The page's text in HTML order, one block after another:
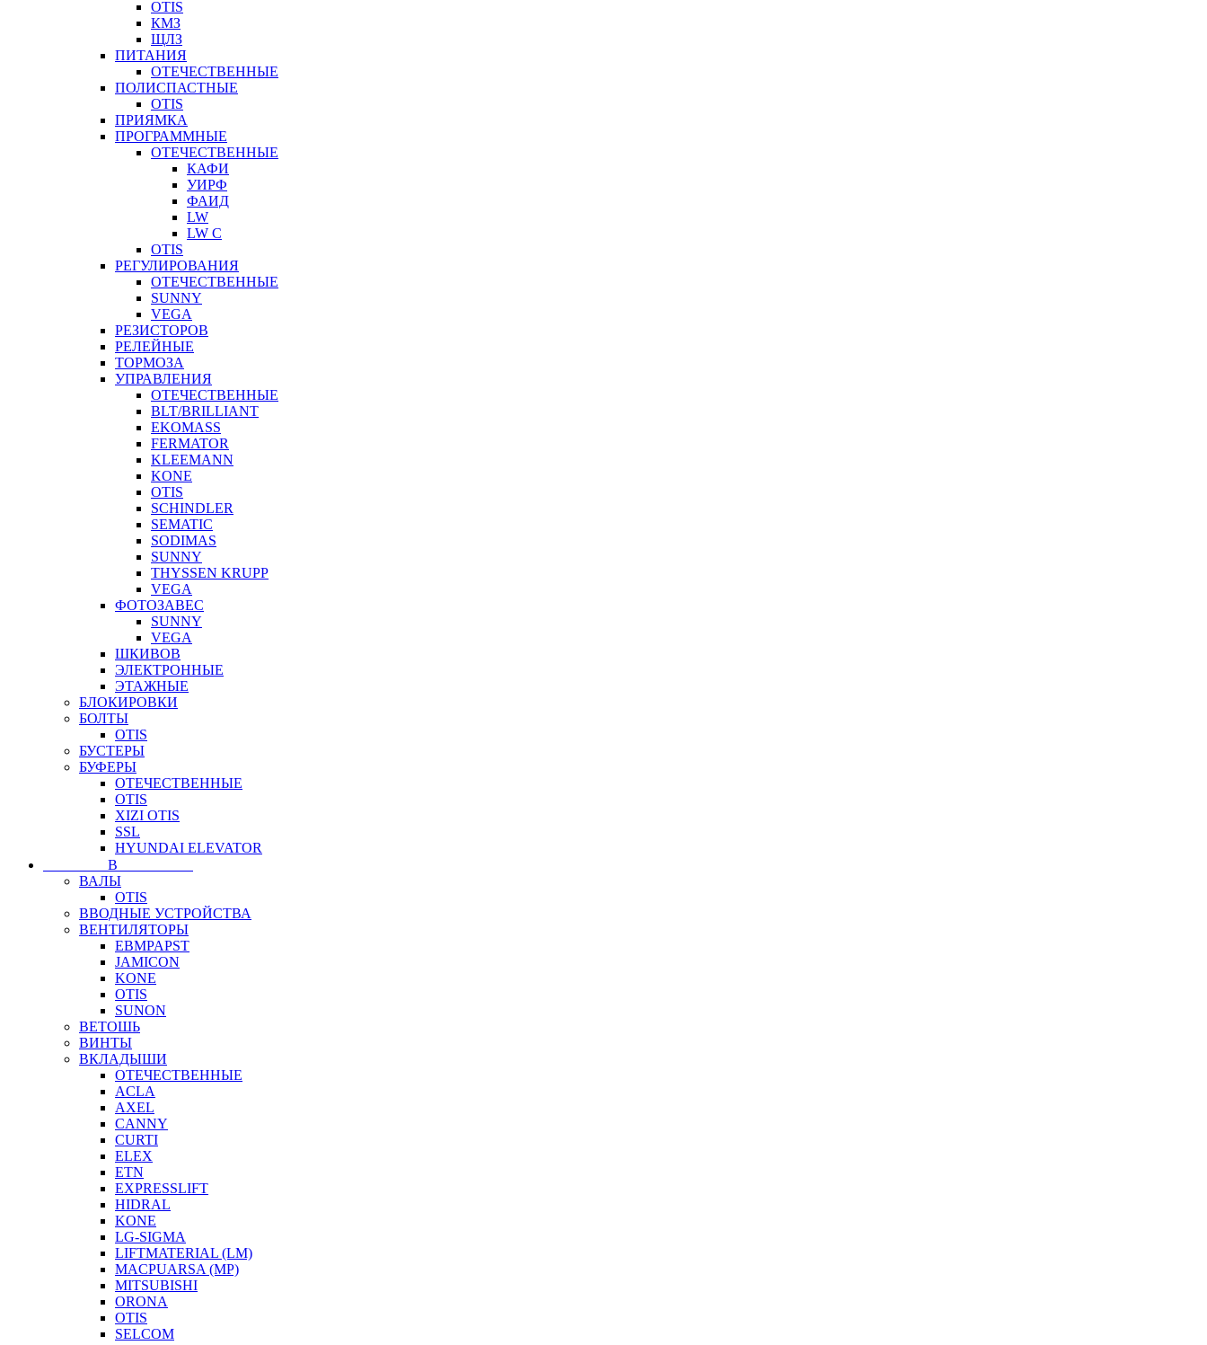
OTIS
КМЗ
ЩЛЗ
ПИТАНИЯ
ОТЕЧЕСТВЕННЫЕ
ПОЛИСПАСТНЫЕ
OTIS
ПРИЯМКА
ПРОГРАММНЫЕ
ОТЕЧЕСТВЕННЫЕ
КАФИ
УИРФ
ФАИД
LW
LW C
OTIS
РЕГУЛИРОВАНИЯ
ОТЕЧЕСТВЕННЫЕ
SUNNY
VEGA
РЕЗИСТОРОВ
РЕЛЕЙНЫЕ
ТОРМОЗА
УПРАВЛЕНИЯ
ОТЕЧЕСТВЕННЫЕ
BLT/BRILLIANT
EKOMASS
FERMATOR
KLEEMANN
KONE
OTIS
SCHINDLER
SEMATIC
SODIMAS
SUNNY
THYSSEN KRUPP
VEGA
ФОТОЗАВЕС
SUNNY
VEGA
ШКИВОВ
ЭЛЕКТРОННЫЕ
ЭТАЖНЫЕ
БЛОКИРОВКИ
БОЛТЫ
OTIS
БУСТЕРЫ
БУФЕРЫ
ОТЕЧЕСТВЕННЫЕ
OTIS
XIZI OTIS
SSL
HYUNDAI ELEVATOR
⠀⠀⠀⠀⠀⠀В⠀⠀⠀⠀⠀⠀⠀
ВАЛЫ
OTIS
ВВОДНЫЕ УСТРОЙСТВА
ВЕНТИЛЯТОРЫ
EBMPAPST
JAMICON
KONE
OTIS
SUNON
ВЕТОШЬ
ВИНТЫ
ВКЛАДЫШИ
ОТЕЧЕСТВЕННЫЕ
ACLA
AXEL
CANNY
CURTI
ELEX
ETN
EXPRESSLIFT
HIDRAL
KONE
LG-SIGMA
LIFTMATERIAL (LM)
MACPUARSA (MP)
MITSUBISHI
ORONA
OTIS
SELCOM